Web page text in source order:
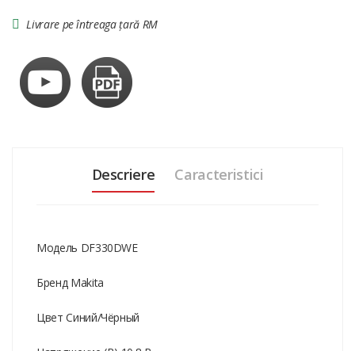
Livrare pe întreaga țară RM
Descriere Caracteristici
Модель DF330DWE
Бренд Makita
Цвет Синий/Чёрный